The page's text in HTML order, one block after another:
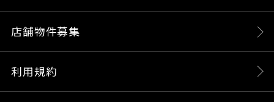
店舗物件募集
利用規約